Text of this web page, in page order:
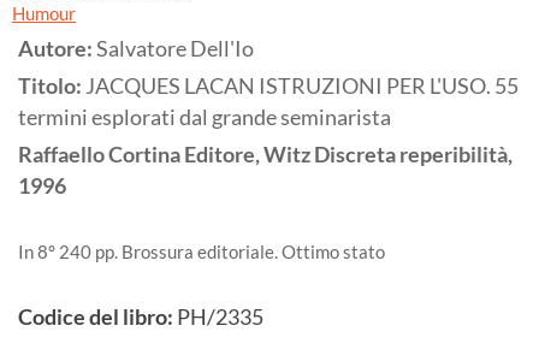
Humour
Autore:Salvatore Dell'Io
Titolo: JACQUES LACAN ISTRUZIONI PER L'USO. 55
termini esplorati dal grande seminarista
Raffaello Cortina Editore, Witz Discreta reperibilità,
1996
In 8° 240 pp. Brossura editoriale. Ottimo stato
Codice del libro: PH/2335